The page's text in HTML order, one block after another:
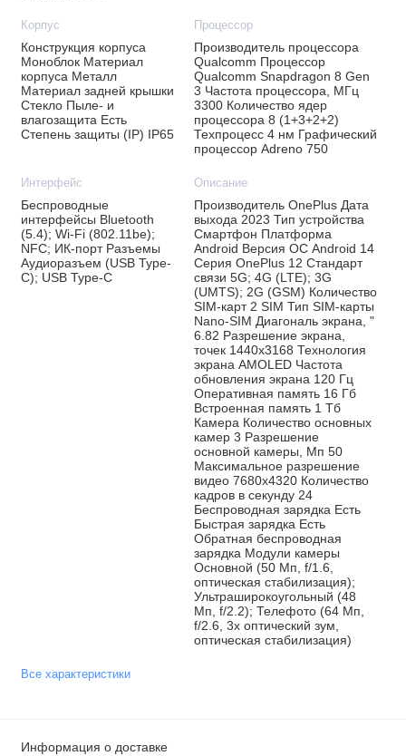
Корпус
Конструкция корпуса
Моноблок Материал
корпуса Металл
Материал задней крышки
Стекло Пыле- и
влагозащита Есть
Степень защиты (IP) IP65
Процессор
Производитель процессора
Qualcomm Процессор
Qualcomm Snapdragon 8 Gen
3 Частота процессора, МГц
3300 Количество ядер
процессора 8 (1+3+2+2)
Техпроцесс 4 нм Графический
процессор Adreno 750
Интерфейс
Беспроводные
интерфейсы Bluetooth
(5.4); Wi-Fi (802.11be);
NFC; ИК-порт Разъемы
Аудиоразъем (USB Type-
C); USB Type-C
Описание
Производитель OnePlus Дата
выхода 2023 Тип устройства
Смартфон Платформа
Android Версия ОС Android 14
Серия OnePlus 12 Стандарт
связи 5G; 4G (LTE); 3G
(UMTS); 2G (GSM) Количество
SIM-карт 2 SIM Тип SIM-карты
Nano-SIM Диагональ экрана, "
6.82 Разрешение экрана,
точек 1440x3168 Технология
экрана AMOLED Частота
обновления экрана 120 Гц
Оперативная память 16 Гб
Встроенная память 1 Тб
Камера Количество основных
камер 3 Разрешение
основной камеры, Мп 50
Максимальное разрешение
видео 7680x4320 Количество
кадров в секунду 24
Беспроводная зарядка Есть
Быстрая зарядка Есть
Обратная беспроводная
зарядка Модули камеры
Основной (50 Мп, f/1.6,
оптическая стабилизация);
Ультраширокоугольный (48
Мп, f/2.2); Телефото (64 Мп,
f/2.6, 3x оптический зум,
оптическая стабилизация)
Все характеристики
Информация о доставке